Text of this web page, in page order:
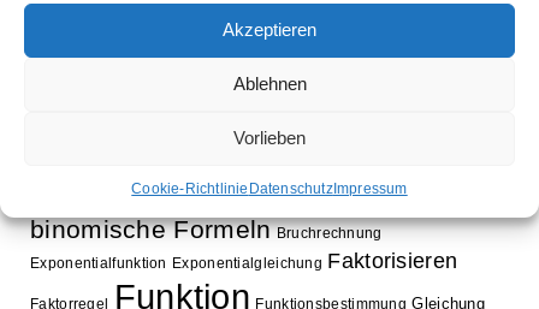
Akzeptieren
Ablehnen
Vorlieben
Cookie-Richtlinie DatenschutzImpressum
Schlagwörter
Ausmultiplizieren
binomische Formeln Bruchrechnung
Exponentialfunktion
Exponentialgleichung Faktorisieren
Faktorregel Funktion Funktionsbestimmung Gleichung